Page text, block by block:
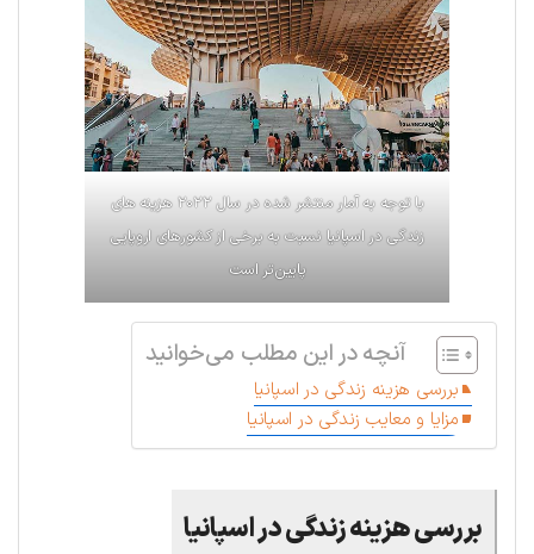
با توجه به آمار منتشر شده در سال ۲۰۲۲ هزینه های
زندگی در اسپانیا نسبت به برخی از کشورهای اروپایی
پایین‌تر است
آنچه در این مطلب می‌خوانید
بررسی هزینه زندگی در اسپانیا
مزایا و معایب زندگی در اسپانیا
بررسی هزینه زندگی در اسپانیا